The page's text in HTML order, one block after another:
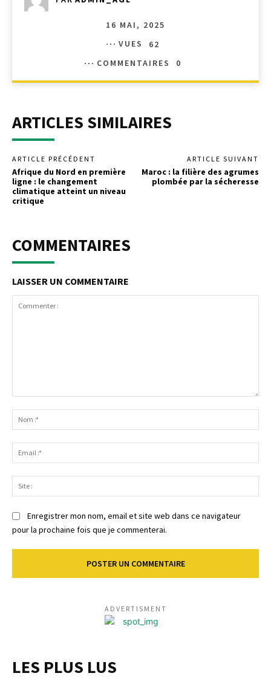
16 MAI, 2025
VUES
62
COMMENTAIRES
0
ARTICLES SIMILAIRES
ARTICLE PRÉCÉDENT
Afrique du Nord en première
ligne : le changement
climatique atteint un niveau
critique
ARTICLE SUIVANT
Maroc : la filière des agrumes
plombée par la sécheresse
COMMENTAIRES
LAISSER UN COMMENTAIRE
:*
:*
:
Enregistrer mon nom, email et site web dans ce navigateur
pour la prochaine fois que je commenterai.
ADVERTISMENT
LES PLUS LUS